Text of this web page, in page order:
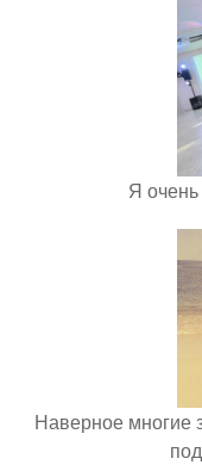
Я
Наверное многие